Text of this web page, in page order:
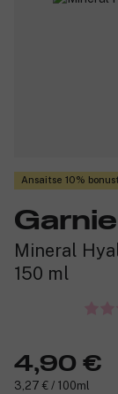
Ansaitse 10%
Mineral
150 ml
4,90 €
3,27 € / 100ml